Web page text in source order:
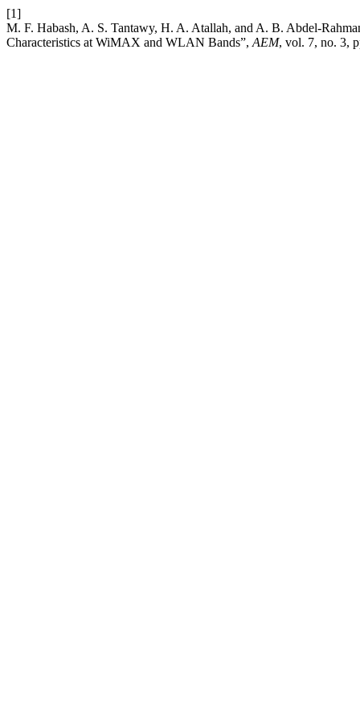
[1]
M. F. Habash, A. S. Tantawy, H. A. Atallah, and A. B. Abdel-
Characteristics at WiMAX and WLAN Bands”, AEM, vol. 7, no. 3,